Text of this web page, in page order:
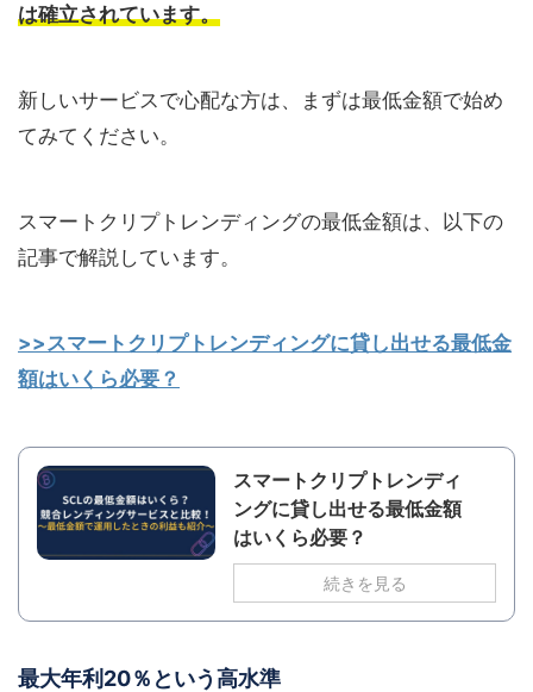
は確立されています。
新しいサービスで心配な方は、まずは最低金額で始め
てみてください。
スマートクリプトレンディングの最低金額は、以下の
記事で解説しています。
>>スマートクリプトレンディングに貸し出せる最低金
額はいくら必要？
スマートクリプトレンディ
ングに貸し出せる最低金額
はいくら必要？
続きを見る
最大年利20％という高水準